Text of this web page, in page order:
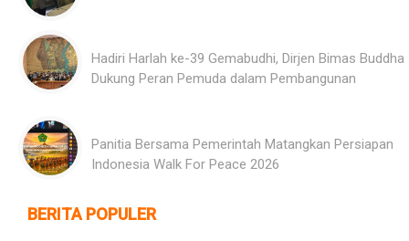
Hadiri Harlah ke-39 Gemabudhi, Dirjen Bimas Buddha
Dukung Peran Pemuda dalam Pembangunan
Panitia Bersama Pemerintah Matangkan Persiapan
Indonesia Walk For Peace 2026
BERITA POPULER